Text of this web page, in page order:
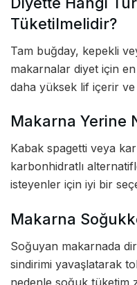
Tüketilmelidir?
Tam buğday, kepekli
makarnalar diyet için
daha yüksek lif içerir
Makarna Yerine
Kabak spagetti veya
karbonhidratlı
isteyenler için iyi bir
Makarna
Soğuyan makarnada
sindirimi yavaşlatarak
nedenle soğuk tüketim